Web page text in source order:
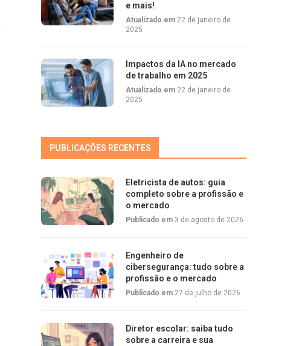
e mais!
Atualizado em 22 de janeiro de
2025
Impactos da IA no mercado
de trabalho em 2025
Atualizado em 22 de janeiro de
2025
PUBLICAÇÕES RECENTES
Eletricista de autos: guia
completo sobre a profissão e
o mercado
Publicado em 3 de agosto de 2026
Engenheiro de
cibersegurança: tudo sobre a
profissão e o mercado
Publicado em 27 de julho de 2026
Diretor escolar: saiba tudo
sobre a carreira e sua